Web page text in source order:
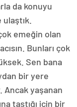
da konuyu
emeğin olan
Bunları çok
Sen bana
bir yere
Ancak yaşanan
taştığı için bir